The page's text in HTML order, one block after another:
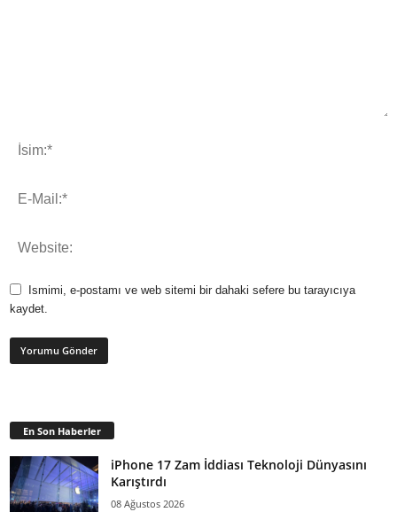
Ismimi, e-postamı ve web sitemi bir dahaki sefere bu tarayıcıya
kaydet.
En Son Haberler
iPhone 17 Zam İddiası Teknoloji Dünyasını
Karıştırdı
08 Ağustos 2026